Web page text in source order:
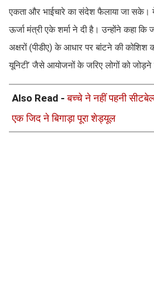
एकता और भाईचारे का संदेश फैलाया जा सके।
ऊर्जा मंत्री एके शर्मा ने दी है। उन्होंने कहा कि
अक्षरों (पीडीए) के आधार पर बांटने की कोशिश
यूनिटी’ जैसे आयोजनों के जरिए लोगों को जोड़ने
Also Read -बच्चे ने नहीं पहनी
एक जिद ने बिगाड़ा पूरा शेड्यूल